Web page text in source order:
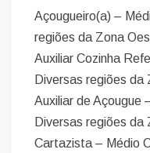
Açougueiro(a) –
regiões da Zona
Auxiliar Cozinha
Diversas regiões da
Auxiliar de Açougue
Diversas regiões da
Cartazista – Médio